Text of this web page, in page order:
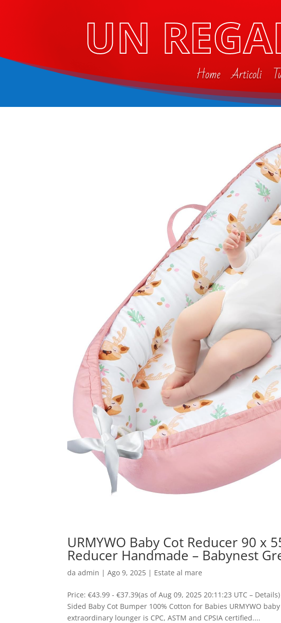
UN
Home Articoli
URMYWO Baby Cot Reducer 90 x
Reducer Handmade – Babynest
daadmin |Ago 9, 2025 | Estate al mare
Price: €43.99 - €37.39(as of Aug 09, 2025 20:11:23 UTC –
Sided Baby Cot Bumper 100% Cotton for Babies URMYWO
extraordinary lounger is CPC, ASTM and CPSIA certified....